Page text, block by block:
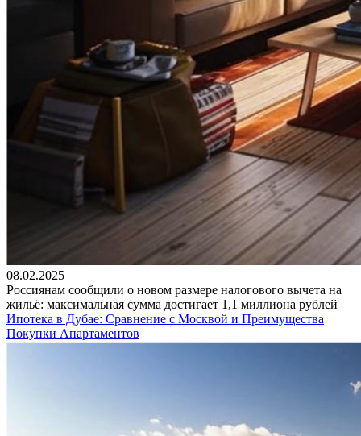
08.02.2025
Россиянам сообщили о новом размере налогового вычета на
жильё: максимальная сумма достигает 1,1 миллиона рублей
Ипотека в Дубае: Сравнение с Москвой и Преимущества
Покупки Апартаментов